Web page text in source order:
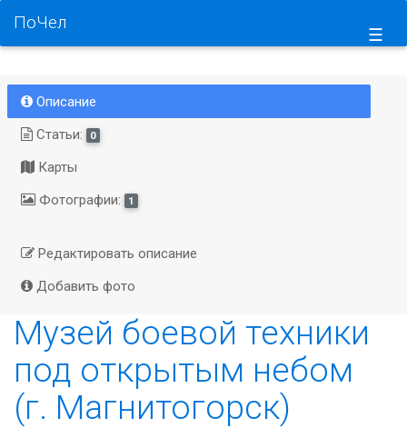
☰
ПоЧел
Описание
Статьи:
0
Карты
Фотографии:
1
Редактировать описание
Добавить фото
Музей боевой техники
под открытым небом
(г. Магнитогорск)